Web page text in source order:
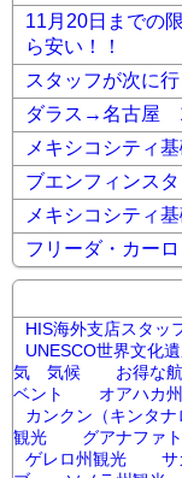
11月20日までの
ら安い！！
スタッフが次に
ダラス→名古屋
メキシコシティ
ブエンフィンスタ
メキシコシティ
フリーダ・カー
HIS海外支店スタッ
UNESCO世界文化
気 気候
お得な
ベント
オアハカ
カンクン（キンタ
観光
グアナファ
ゲレロ州観光
サ